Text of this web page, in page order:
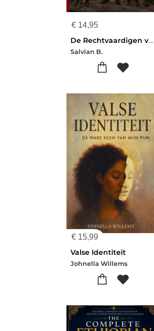
€ 14,95
De Rechtvaardigen van deze tijd
Salvian B.
€ 15,99
Valse Identiteit
Johnella Willems